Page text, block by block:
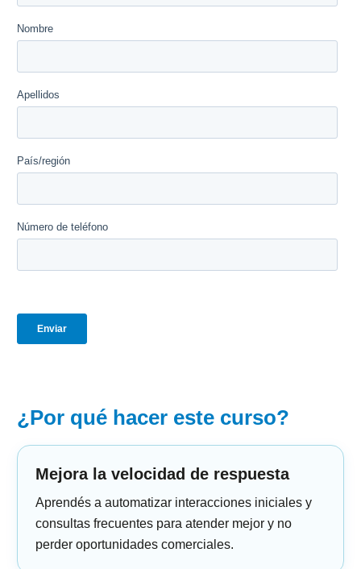
¿Por qué hacer este curso?
Mejora la velocidad de respuesta
Aprendés a automatizar interacciones iniciales y
consultas frecuentes para atender mejor y no
perder oportunidades comerciales.